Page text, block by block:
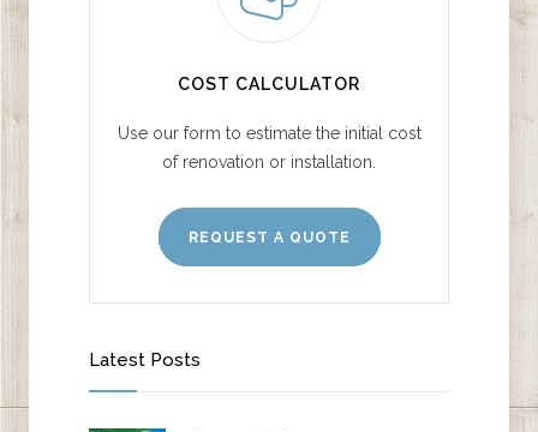
COST CALCULATOR
Use our form to estimate the initial cost
of renovation or installation.
REQUEST A QUOTE
Latest Posts